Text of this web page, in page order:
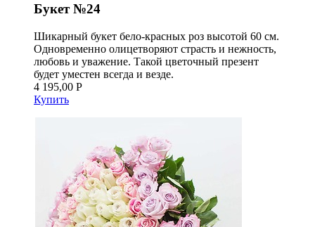
Букет №24
Шикарный букет бело-красных роз высотой 60 см.
Одновременно олицетворяют страсть и нежность,
любовь и уважение. Такой цветочный презент
будет уместен всегда и везде.
4 195,00 Р
Купить